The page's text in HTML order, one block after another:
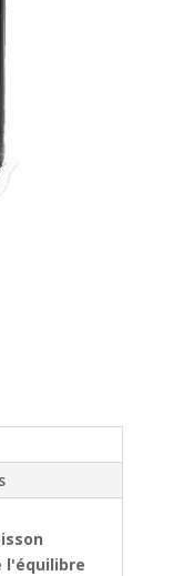
l'équilibre